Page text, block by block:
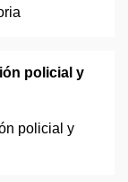
policial y